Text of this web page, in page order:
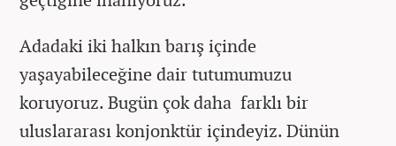
Adadaki iki halkın barış içinde
yaşayabileceğine dair tutumumuzu
koruyoruz. Bugün çok daha farklı bir
uluslararası konjonktür içindeyiz. Dünün